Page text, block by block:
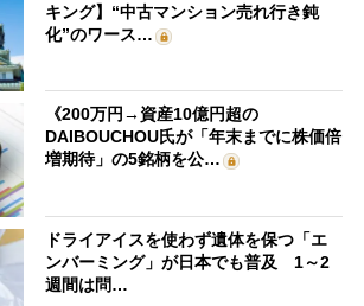
キング】“中古マンション売れ行き鈍
化”のワース…
《200万円→資産10億円超の
DAIBOUCHOU氏が「年末までに株価倍
増期待」の5銘柄を公…
ドライアイスを使わず遺体を保つ「エ
ンバーミング」が日本でも普及 1～2
週間は問…